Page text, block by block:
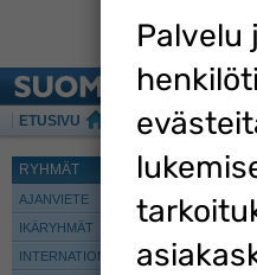
ETUSIVU KESKUSTELU
RYHMÄT
AJANVIETE
IKÄRYHMÄT
INTERNATIONAL CHATS
Palvelu